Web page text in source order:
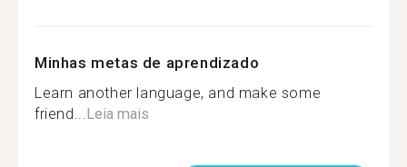
Minhas metas de aprendizado
Learn another language, and make some
friend...Leia mais